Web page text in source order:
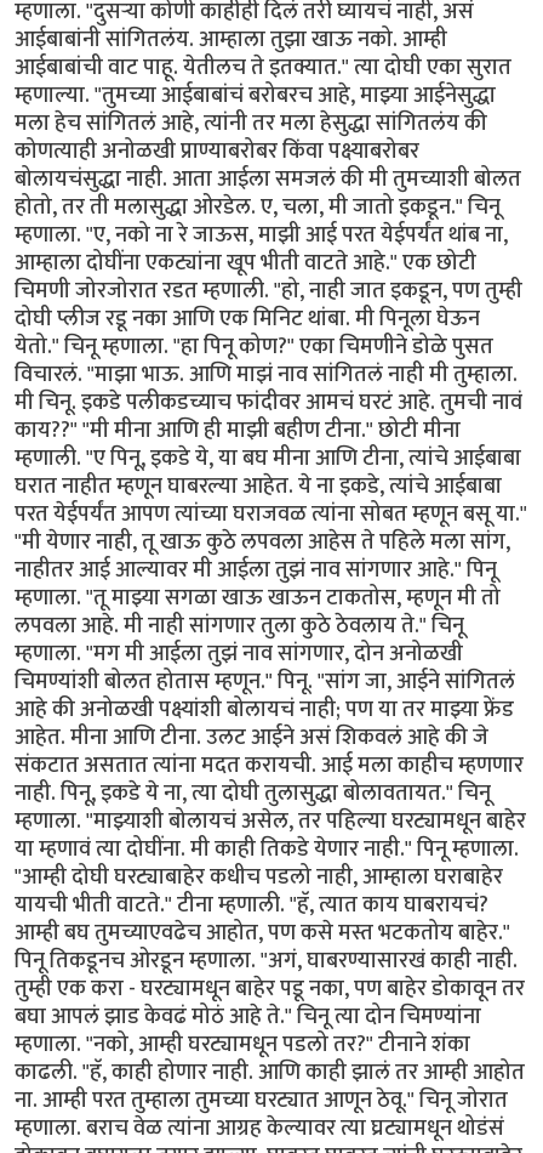
म्हणाला. "दुसर्‍या कोणी काहीही दिलं तरी घ्यायचं नाही, असं
आईबाबांनी सांगितलंय. आम्हाला तुझा खाऊ नको. आम्ही
आईबाबांची वाट पाहू. येतीलच ते इतक्यात." त्या दोघी एका सुरात
म्हणाल्या. "तुमच्या आईबाबांचं बरोबरच आहे, माझ्या आईनेसुद्धा
मला हेच सांगितलं आहे, त्यांनी तर मला हेसुद्धा सांगितलंय की
कोणत्याही अनोळखी प्राण्याबरोबर किंवा पक्ष्याबरोबर
बोलायचंसुद्धा नाही. आता आईला समजलं की मी तुमच्याशी बोलत
होतो, तर ती मलासुद्धा ओरडेल. ए, चला, मी जातो इकडून." चिनू
म्हणाला. "ए, नको ना रे जाऊस, माझी आई परत येईपर्यंत थांब ना,
आम्हाला दोघींना एकट्यांना खूप भीती वाटते आहे." एक छोटी
चिमणी जोरजोरात रडत म्हणाली. "हो, नाही जात इकडून, पण तुम्ही
दोघी प्लीज रडू नका आणि एक मिनिट थांबा. मी पिनूला घेऊन
येतो." चिनू म्हणाला. "हा पिनू कोण?" एका चिमणीने डोळे पुसत
विचारलं. "माझा भाऊ. आणि माझं नाव सांगितलं नाही मी तुम्हाला.
मी चिनू. इकडे पलीकडच्याच फांदीवर आमचं घरटं आहे. तुमची नावं
काय??" "मी मीना आणि ही माझी बहीण टीना." छोटी मीना
म्हणाली. "ए पिनू, इकडे ये, या बघ मीना आणि टीना, त्यांचे आईबाबा
घरात नाहीत म्हणून घाबरल्या आहेत. ये ना इकडे, त्यांचे आईबाबा
परत येईपर्यंत आपण त्यांच्या घराजवळ त्यांना सोबत म्हणून बसू या."
"मी येणार नाही, तू खाऊ कुठे लपवला आहेस ते पहिले मला सांग,
नाहीतर आई आल्यावर मी आईला तुझं नाव सांगणार आहे." पिनू
म्हणाला. "तू माझ्या सगळा खाऊ खाऊन टाकतोस, म्हणून मी तो
लपवला आहे. मी नाही सांगणार तुला कुठे ठेवलाय ते." चिनू
म्हणाला. "मग मी आईला तुझं नाव सांगणार, दोन अनोळखी
चिमण्यांशी बोलत होतास म्हणून." पिनू. "सांग जा, आईने सांगितलं
आहे की अनोळखी पक्ष्यांशी बोलायचं नाही; पण या तर माझ्या फ्रेंड
आहेत. मीना आणि टीना. उलट आईने असं शिकवलं आहे की जे
संकटात असतात त्यांना मदत करायची. आई मला काहीच म्हणणार
नाही. पिनू, इकडे ये ना, त्या दोघी तुलासुद्धा बोलावतायत." चिनू
म्हणाला. "माझ्याशी बोलायचं असेल, तर पहिल्या घरट्यामधून बाहेर
या म्हणावं त्या दोघींना. मी काही तिकडे येणार नाही." पिनू म्हणाला.
"आम्ही दोघी घरट्याबाहेर कधीच पडलो नाही, आम्हाला घराबाहेर
यायची भीती वाटते." टीना म्हणाली. "हॅ, त्यात काय घाबरायचं?
आम्ही बघ तुमच्याएवढेच आहोत, पण कसे मस्त भटकतोय बाहेर."
पिनू तिकडूनच ओरडून म्हणाला. "अगं, घाबरण्यासारखं काही नाही.
तुम्ही एक करा - घरट्यामधून बाहेर पडू नका, पण बाहेर डोकावून तर
बघा आपलं झाड केवढं मोठं आहे ते." चिनू त्या दोन चिमण्यांना
म्हणाला. "नको, आम्ही घरट्यामधून पडलो तर?" टीनाने शंका
काढली. "हॅ, काही होणार नाही. आणि काही झालं तर आम्ही आहोत
ना. आम्ही परत तुम्हाला तुमच्या घरट्यात आणून ठेवू." चिनू जोरात
म्हणाला. बराच वेळ त्यांना आग्रह केल्यावर त्या घ्रट्यामधून थोडंसं